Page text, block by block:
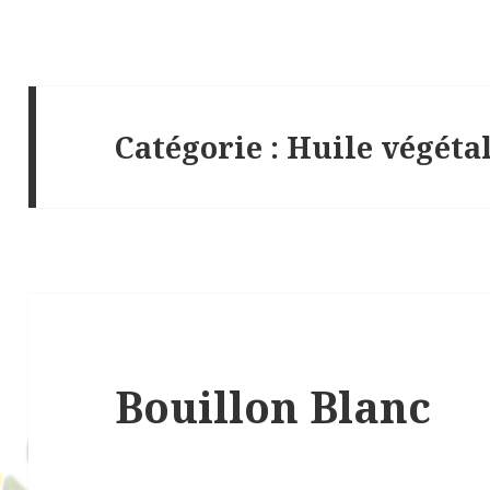
Catégorie : Huile
Bouillon Blanc